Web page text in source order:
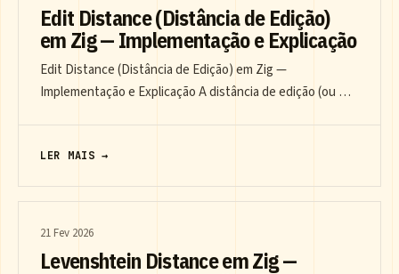
Edit Distance (Distância de Edição)
em Zig — Implementação e Explicação
Edit Distance (Distância de Edição) em Zig —
Implementação e Explicação A distância de edição (ou …
LER MAIS →
21 Fev 2026
Levenshtein Distance em Zig —